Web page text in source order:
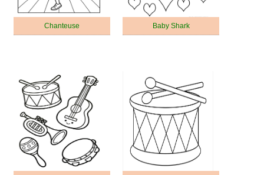
Chanteuse Baby Shark